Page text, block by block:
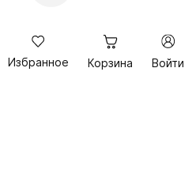
Избранное Корзина Войти